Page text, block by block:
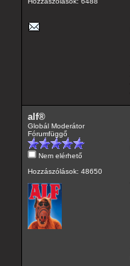
alf®
Globál Moderátor
Fórumfüggő
Nem elérhető
Hozzászólások: 48650